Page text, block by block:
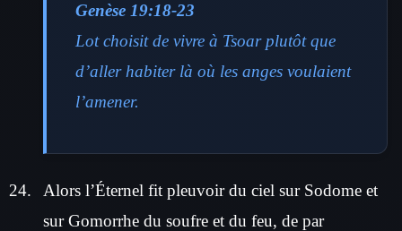
Genèse 19:18-23
Lot choisit de vivre à Tsoar plutôt que
d’aller habiter là où les anges voulaient
l’amener.
Alors l’Éternel fit pleuvoir du ciel sur Sodome et
sur Gomorrhe du soufre et du feu, de par